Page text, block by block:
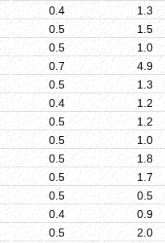
0.4 1.3
0.5 1.5
0.5 1.0
0.7 4.9
0.5 1.3
0.4 1.2
0.5 1.2
0.5 1.0
0.5 1.8
0.5 1.7
0.5 0.5
0.4 0.9
0.5 2.0